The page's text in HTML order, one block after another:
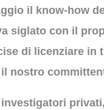
il know-how
siglato con il
di licenziare
nostro